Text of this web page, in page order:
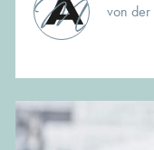
von der